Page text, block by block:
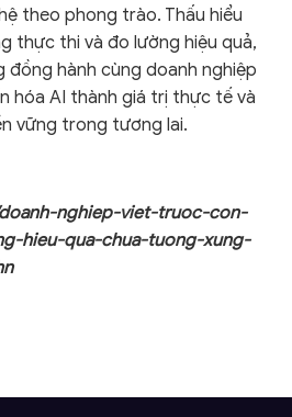
theo phong trào. Thấu hiểu
thực thi và đo lường hiệu quả,
đồng hành cùng doanh nghiệp
hóa AI thành giá trị thực tế và
vững trong tương lai.
nghiep-viet-truoc-con-
hieu-qua-chua-tuong-xung-